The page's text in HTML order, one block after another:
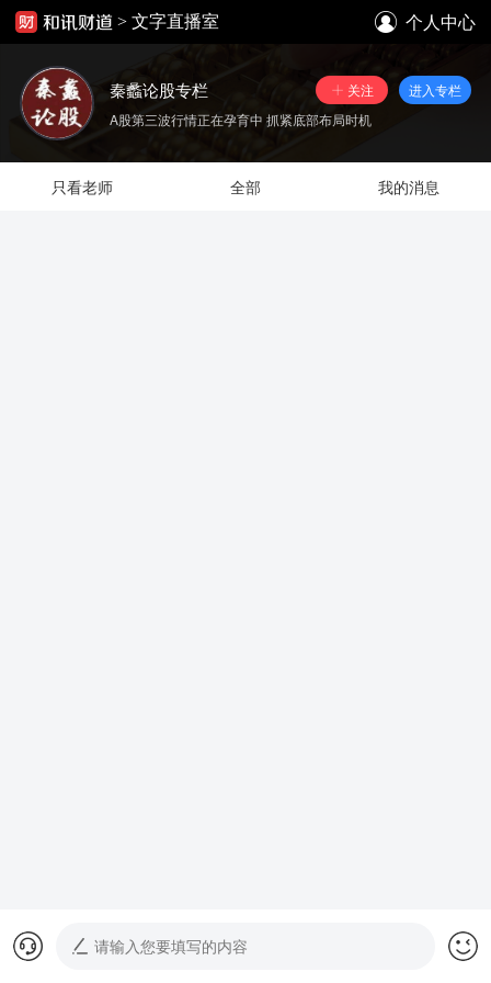
> 文字直播室 个人中心
秦蠡论股专栏 关注
进入专栏
A股第三波行情正在孕育中 抓紧底部布局时机
只看老师 全部 我的消息